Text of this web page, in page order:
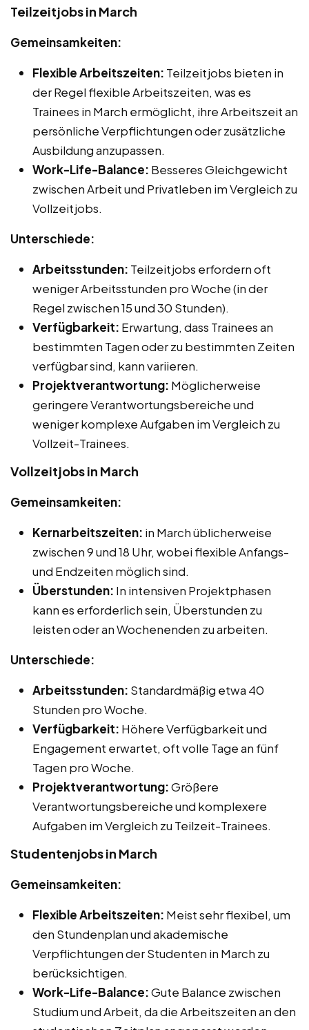
Teilzeitjobs in March
Gemeinsamkeiten:
Flexible Arbeitszeiten: Teilzeitjobs bieten in
der Regel flexible Arbeitszeiten, was es
Trainees in March ermöglicht, ihre Arbeitszeit an
persönliche Verpflichtungen oder zusätzliche
Ausbildung anzupassen.
Work-Life-Balance: Besseres Gleichgewicht
zwischen Arbeit und Privatleben im Vergleich zu
Vollzeitjobs.
Unterschiede:
Arbeitsstunden: Teilzeitjobs erfordern oft
weniger Arbeitsstunden pro Woche (in der
Regel zwischen 15 und 30 Stunden).
Verfügbarkeit: Erwartung, dass Trainees an
bestimmten Tagen oder zu bestimmten Zeiten
verfügbar sind, kann variieren.
Projektverantwortung: Möglicherweise
geringere Verantwortungsbereiche und
weniger komplexe Aufgaben im Vergleich zu
Vollzeit-Trainees.
Vollzeitjobs in March
Gemeinsamkeiten:
Kernarbeitszeiten: in March üblicherweise
zwischen 9 und 18 Uhr, wobei flexible Anfangs-
und Endzeiten möglich sind.
Überstunden: In intensiven Projektphasen
kann es erforderlich sein, Überstunden zu
leisten oder an Wochenenden zu arbeiten.
Unterschiede:
Arbeitsstunden: Standardmäßig etwa 40
Stunden pro Woche.
Verfügbarkeit: Höhere Verfügbarkeit und
Engagement erwartet, oft volle Tage an fünf
Tagen pro Woche.
Projektverantwortung:Größere
Verantwortungsbereiche und komplexere
Aufgaben im Vergleich zu Teilzeit-Trainees.
Studentenjobs in March
Gemeinsamkeiten:
Flexible Arbeitszeiten: Meist sehr flexibel, um
den Stundenplan und akademische
Verpflichtungen der Studenten in March zu
berücksichtigen.
Work-Life-Balance:Gute Balance zwischen
Studium und Arbeit, da die Arbeitszeiten an den